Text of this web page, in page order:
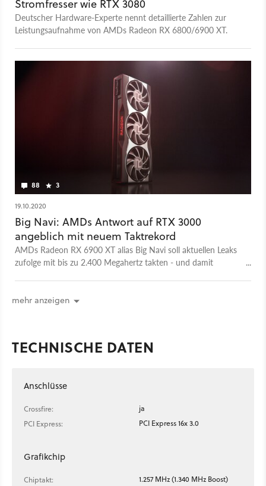
Stromfresser wie RTX 3080
Deutscher Hardware-Experte nennt detaillierte Zahlen zur
Leistungsaufnahme von AMDs Radeon RX 6800/6900 XT.
88 3
19.10.2020
Big Navi: AMDs Antwort auf RTX 3000
angeblich mit neuem Taktrekord
AMDs Radeon RX 6900 XT alias Big Navi soll aktuellen Leaks
zufolge mit bis zu 2.400 Megahertz takten - und damit
mehr anzeigen
TECHNISCHE DATEN
Anschlüsse
Crossfire:
ja
PCI Express:
PCI Express 16x 3.0
Grafikchip
Chiptakt:
1.257 MHz (1.340 MHz Boost)